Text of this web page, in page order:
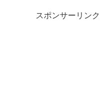
スポンサーリンク